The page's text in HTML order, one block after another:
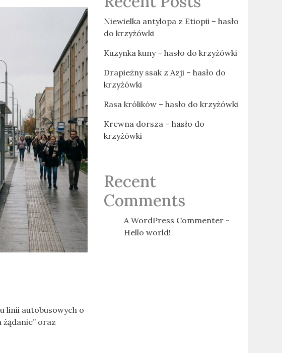
linii autobusowych o
oraz
Niewielka antylopa z Etiopii – hasło
do krzyżówki
Kuzynka kuny – hasło do krzyżówki
Drapieżny ssak z Azji – hasło do
krzyżówki
Rasa królików – hasło do krzyżówki
Krewna dorsza – hasło do
krzyżówki
Recent
Comments
A WordPress Commenter-
Hello world!